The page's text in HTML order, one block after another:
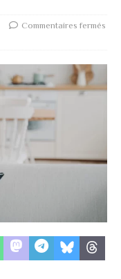
Commentaires fermés